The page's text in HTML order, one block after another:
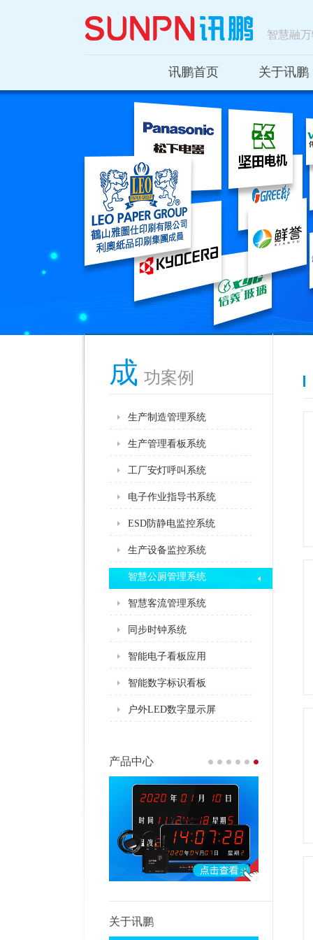
智慧融
讯鹏首页 关于讯鹏
成 功案例
生产制造管理系统
生产管理看板系统
工厂安灯呼叫系统
电子作业指导书系统
ESD防静电监控系统
生产设备监控系统
智慧公厕管理系统
智慧客流管理系统
同步时钟系统
智能电子看板应用
智能数字标识看板
户外LED数字显示屏
产品中心
关于讯鹏